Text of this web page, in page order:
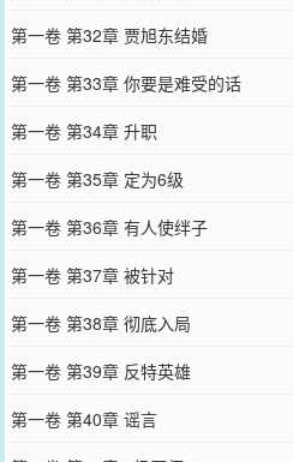
第一卷 第32章 贾旭东结婚
第一卷 第33章 你要是难受的话
第一卷 第34章 升职
第一卷 第35章 定为6级
第一卷 第36章 有人使绊子
第一卷 第37章 被针对
第一卷 第38章 彻底入局
第一卷 第39章 反特英雄
第一卷 第40章 谣言